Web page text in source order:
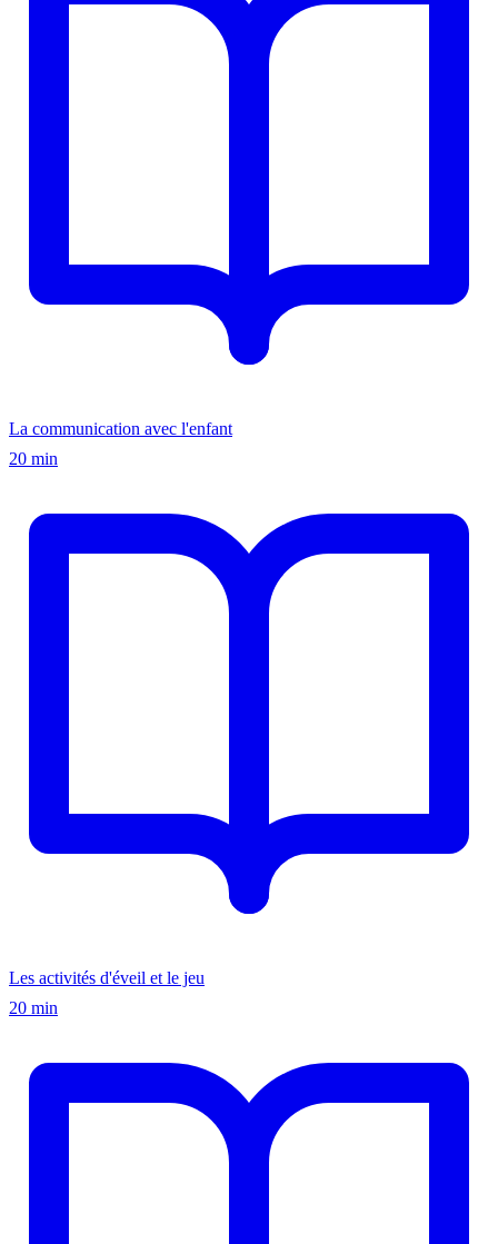
La communication avec l'enfant
20 min
Les activités d'éveil et le jeu
20 min